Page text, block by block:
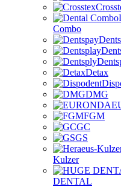
Combo
Detax
DMG
FGM
GC
GS
Kulzer
DENTAL